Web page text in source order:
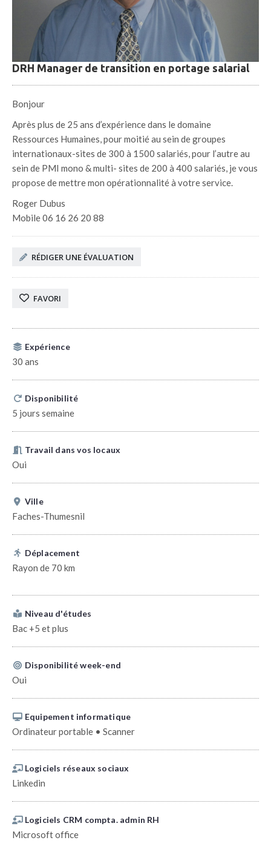
DRH Manager de transition en portage salarial
Bonjour
Après plus de 25 ans d’expérience dans le domaine
Ressources Humaines, pour moitié au sein de groupes
internationaux-sites de 300 à 1500 salariés, pour l’autre au
sein de PMI mono & multi- sites de 200 à 400 salariés, je vous
propose de mettre mon opérationnalité à votre service.
Roger Dubus
Mobile 06 16 26 20 88
RÉDIGER UNE ÉVALUATION
FAVORI
Expérience
30 ans
Disponibilité
5 jours semaine
Travail dans vos locaux
Oui
Ville
Faches-Thumesnil
Déplacement
Rayon de 70 km
Niveau d'études
Bac +5 et plus
Disponibilité week-end
Oui
Equipement informatique
Ordinateur portable • Scanner
Logiciels réseaux sociaux
Linkedin
Logiciels CRM compta. admin RH
Microsoft office